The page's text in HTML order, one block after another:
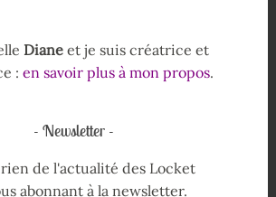
Dianeet je suis créatrice et
: en savoir plus à mon propos.
Newsletter
de l'actualité des Locket
abonnant à la newsletter.